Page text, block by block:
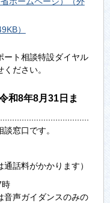
）
ート相談特設ダイヤル
ださい。
和8年8月31日ま
窓口です。
話料がかかります）
音声ガイダンスのみの